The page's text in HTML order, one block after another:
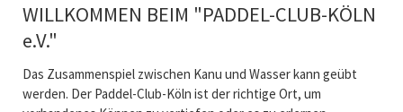
WILLKOMMEN BEIM "PADDEL-CLUB-KÖLN
e.V."
Das Zusammenspiel zwischen Kanu und Wasser kann geübt
werden. Der Paddel-Club-Köln ist der richtige Ort, um